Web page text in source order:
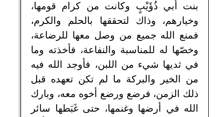
بنت أبي ذُؤَيْبٍ وكانت من كرام قومها،
وخيارهم، وذاك لتحققها بالحلم والكرم،
فمنع الله جميع من وصل معها للرضاعة،
وخصّها له للمناسبة والنفاعة، فأخذته وما
في ثديها شيء من اللبن، فأوجد الله فيه
من الخير والبركة ما لم تكن تعهده قبل
ذلك الزمن، فرضع ورضع أخوه معه، وبارك
الله في أرضها وغنمها، حتى غَبَطها سائر